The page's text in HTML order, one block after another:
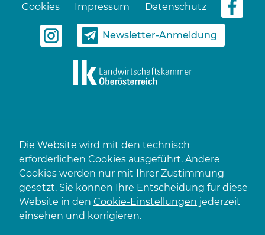
Cookies Impressum Datenschutz
Newsletter-Anmeldung
Die Website wird mit den technisch
erforderlichen Cookies ausgeführt. Andere
Cookies werden nur mit Ihrer Zustimmung
gesetzt. Sie können Ihre Entscheidung für diese
Website in den Cookie-Einstellungen jederzeit
einsehen und korrigieren.